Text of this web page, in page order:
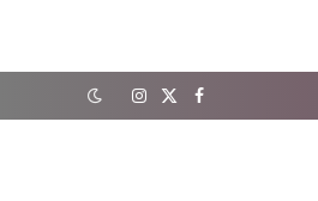
فيسبوك
X
الانستغرام